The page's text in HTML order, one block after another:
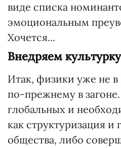
виде списка
эмоциональным
Хочется...
Внедряем
Итак, физики уже не в
по-прежнему в
глобальных и
как структуризация и
общества, либо